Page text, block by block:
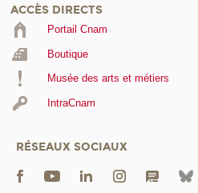
ACCÈS DIRECTS
Portail Cnam
Boutique
Musée des arts et métiers
IntraCnam
RÉSEAUX SOCIAUX